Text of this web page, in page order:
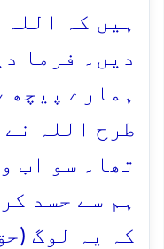
ہیں کہ
دیں۔ فرما
ہمارے
طرح اللہ نے
تھا۔ سو اب
ہم سے حسد
کہ یہ لوگ